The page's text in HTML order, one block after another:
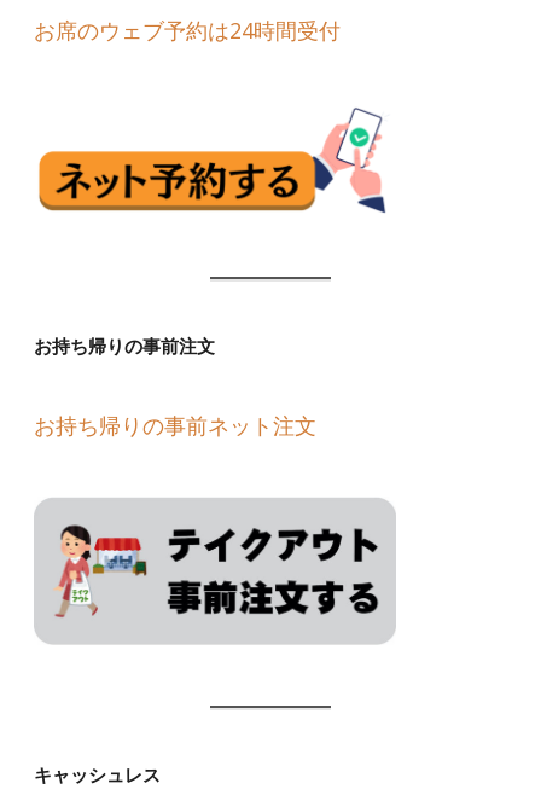
お席のウェブ予約は24時間受付
お持ち帰りの事前注文
お持ち帰りの事前ネット注文
キャッシュレス